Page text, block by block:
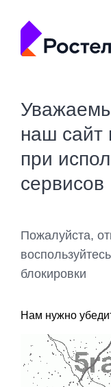
наш сайт
при
сервисов
Пожалуйста,
блокировки
Нам нужно